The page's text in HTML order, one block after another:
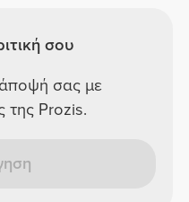
σου
άποψή σας με
της Prozis.